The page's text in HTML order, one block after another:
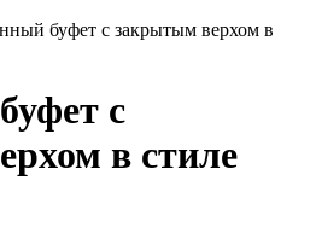
буфет с закрытым верхом в
с
в стиле